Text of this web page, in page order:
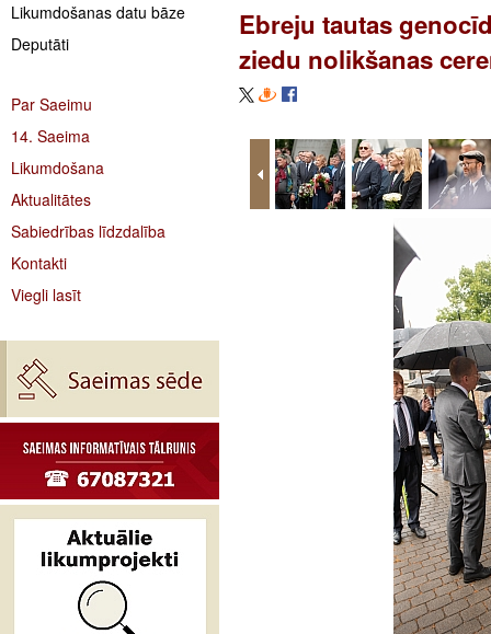
Likumdošanas datu bāze
Deputāti
Par Saeimu
14. Saeima
Likumdošana
Aktualitātes
Sabiedrības līdzdalība
Kontakti
Viegli lasīt
Ebreju tautas
ziedu nolikšanas